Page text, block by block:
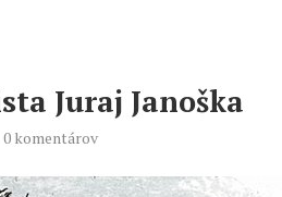
Juraj Janoška
0 komentárov